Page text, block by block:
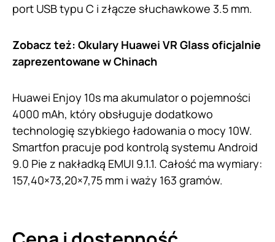
port USB typu C i złącze słuchawkowe 3.5 mm.
Zobacz też: Okulary Huawei VR Glass oficjalnie
zaprezentowane w Chinach
Huawei Enjoy 10s ma akumulator o pojemności
4000 mAh, który obsługuje dodatkowo
technologię szybkiego ładowania o mocy 10W.
Smartfon pracuje pod kontrolą systemu Android
9.0 Pie z nakładką EMUI 9.1.1. Całość ma wymiary:
157,40×73,20×7,75 mm i waży 163 gramów.